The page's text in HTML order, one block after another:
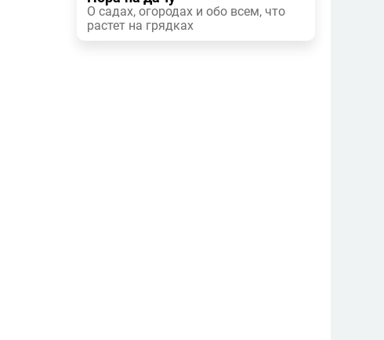
О садах, огородах и обо всем, что
растет на грядках